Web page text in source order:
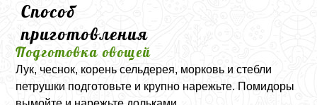
Способ
приготовления
Подготовка овощей
Лук, чеснок, корень сельдерея, морковь и стебли
петрушки подготовьте и крупно нарежьте. Помидоры